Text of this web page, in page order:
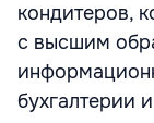
кондитеров,
с высшим
бухгалтерии